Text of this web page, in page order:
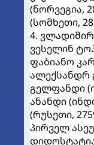
(ნორვეგია,
(სომხეთი,
4. ვლადიმირ
ვესელინ
ფაბიანო
ალექსანდრ
გელფანდი
ანანდი
(რუსეთი,
პირველ